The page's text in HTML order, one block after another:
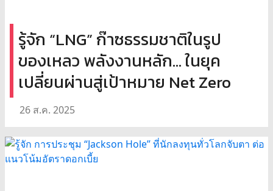
รู้จัก “LNG” ก๊าซธรรมชาติในรูป
ของเหลว พลังงานหลัก... ในยุค
เปลี่ยนผ่านสู่เป้าหมาย Net Zero
26 ส.ค. 2025